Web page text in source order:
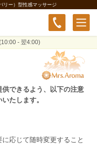
リー）型性感マッサージ
- 翌4:00)
できるよう、以下の注意
たします。
応じて随時変更すること